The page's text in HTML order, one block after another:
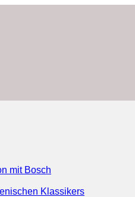
mit Bosch
Klassikers